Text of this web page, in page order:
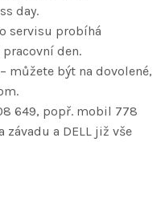
day.
servisu probíhá
den.
můžete být na dovolené,
649, popř. mobil 778
a DELL již vše